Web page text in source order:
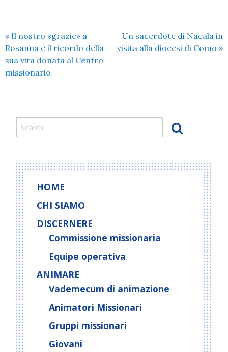
« Il nostro «grazie» a
Rosanna e il ricordo della
sua vita donata al Centro
missionario
Un sacerdote di Nacala in
visita alla diocesi di Como »
HOME
CHI SIAMO
DISCERNERE
Commissione missionaria
Equipe operativa
ANIMARE
Vademecum di animazione
Animatori Missionari
Gruppi missionari
Giovani